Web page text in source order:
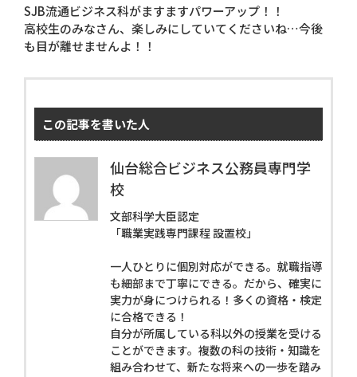
SJB流通ビジネス科がますますパワーアップ！！
高校生のみなさん、楽しみにしていてくださいね…今後
も目が離せませんよ！！
この記事を書いた人
仙台総合ビジネス公務員専門学
校
文部科学大臣認定
「職業実践専門課程 設置校」
一人ひとりに個別対応ができる。就職指導
も細部まで丁寧にできる。だから、確実に
実力が身につけられる！多くの資格・検定
に合格できる！
自分が所属している科以外の授業を受ける
ことができます。複数の科の技術・知識を
組み合わせて、新たな将来への一歩を踏み